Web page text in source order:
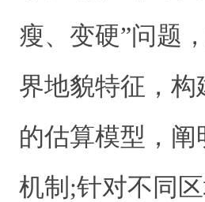
瘦、变硬”问题
界地貌特征，
的估算模型，
机制;针对不同